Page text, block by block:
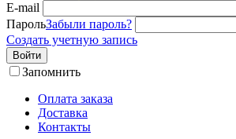
E-mail
ПарольЗабыли пароль?
Создать учетную запись
Войти
Запомнить
Оплата заказа
Доставка
Контакты